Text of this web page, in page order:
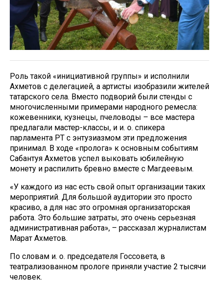
Роль такой «инициативной группы» и исполнили
Ахметов с делегацией, а артисты изобразили жителей
татарского села. Вместо подворий были стенды с
многочисленными примерами народного ремесла:
кожевенники, кузнецы, пчеловоды – все мастера
предлагали мастер-классы, и и. о. спикера
парламента РТ с энтузиазмом эти предложения
принимал. В ходе «пролога» к основным событиям
Сабантуя Ахметов успел выковать юбилейную
монету и распилить бревно вместе с Магдеевым.
«У каждого из нас есть свой опыт организации таких
мероприятий. Для большой аудитории это просто
красиво, а для нас это огромная организаторская
работа. Это большие затраты, это очень серьезная
административная работа», – рассказал журналистам
Марат Ахметов.
По словам и. о. председателя Госсовета, в
театрализованном прологе приняли участие 2 тысячи
человек.